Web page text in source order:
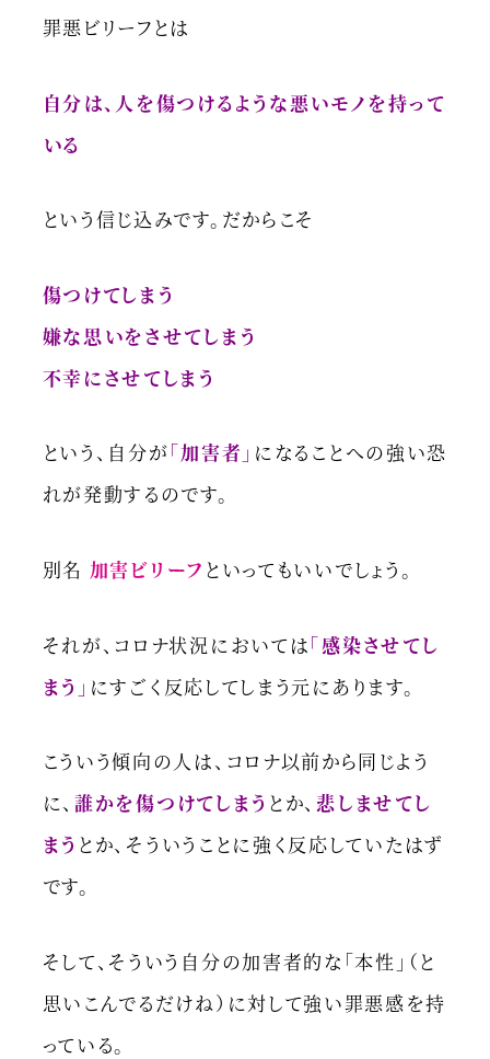
罪悪ビリーフとは
自分は、人を傷つけるような悪いモノを持って
いる
という信じ込みです。だからこそ
傷つけてしまう
嫌な思いをさせてしまう
不幸にさせてしまう
という、自分が「加害者」 になることへの強い恐
れが発動するのです。
別名 加害ビリーフ といってもいいでしょう。
それが、コロナ状況においては「感染させてし
まう」 にすごく反応してしまう元にあります。
こういう傾向の人は、コロナ以前から同じよう
に、 誰かを傷つけてしまう とか、 悲しませてし
まう とか、そういうことに強く反応していたはず
です。
そして、そういう自分の加害者的な「本性」（と
思いこんでるだけね）に対して強い罪悪感を持
っている。